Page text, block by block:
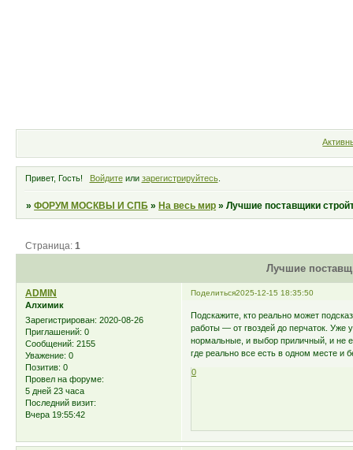
Привет, Гость! Войдитеили зарегистрируйтесь.
»ФОРУМ МОСКВЫ И СПБ »На весь мир »Лучшие поставщики
Лучшие
Страница:1
Поделиться2025-12-15 18:35:50
ADMIN
Алхимик
Зарегистрирован: 2020-08-26
Приглашений: 0
Сообщений: 2155
Уважение: 0
Позитив: 0
Провел на форуме:
5 дней 23 часа
Последний визит:
Вчера 19:55:42
Подскажите, кто реально может
работы — от гвоздей до перчаток. Уже
нормальные, и выбор приличный, и не
где реально все есть в одном месте и
0